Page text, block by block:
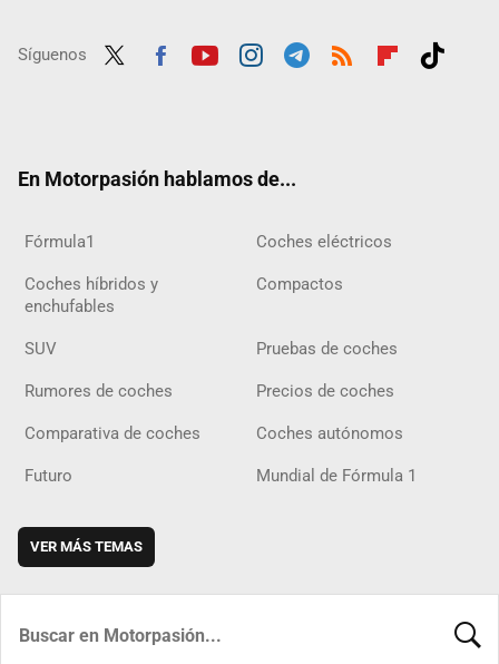
Síguenos
En Motorpasión hablamos de...
Fórmula1 Coches eléctricos
Coches híbridos y
enchufables
Compactos
SUV Pruebas de coches
Rumores de coches Precios de coches
Comparativa de coches Coches autónomos
Futuro Mundial de Fórmula 1
VER MÁS TEMAS